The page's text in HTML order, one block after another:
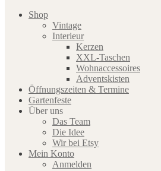
Shop
Vintage
Interieur
Kerzen
XXL-Taschen
Wohnaccessoires
Adventskisten
Öffnungszeiten & Termine
Gartenfeste
Über uns
Das Team
Die Idee
Wir bei Etsy
Mein Konto
Anmelden